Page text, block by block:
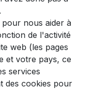
pour nous aider à
de l'activité
web (les pages
et votre pays, ce
services
des cookies pour